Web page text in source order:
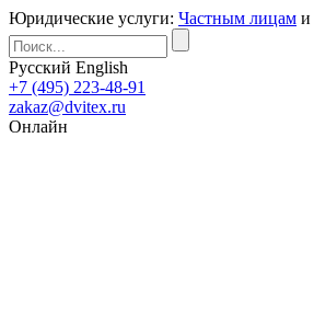
Юридические услуги: Частным лицам и
Русский English
+7 (495) 223-48-91
zakaz@dvitex.ru
Онлайн